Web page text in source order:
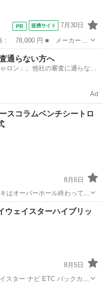
提携サイト 7月30日
レード名： Ｇ ナビ Ｃ
ＡＴ・エアコン・パワー
通らない方へ
ロン」。他社の審査に通らなか
Ad
スコラムベンチシートロ
8月6日
が良いと思いますラジエータ
ウェイスターハイブリッ
8月5日